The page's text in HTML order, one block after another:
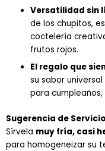
Versatilidad sin
de los chupitos,
coctelería
frutos rojos.
El regalo que
su sabor
para
Sugerencia de
Sírvela muy fría, casi
para homogeneizar su